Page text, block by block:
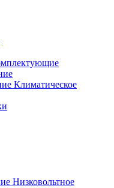
Климатическое
Низковольтное